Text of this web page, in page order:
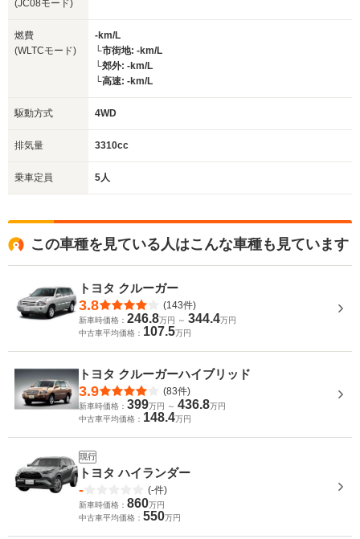
(JC08モード)
燃費
(WLTCモード)
-km/L
└市街地: -km/L
└郊外: -km/L
└高速: -km/L
駆動方式 4WD
排気量 3310cc
乗車定員 5人
この車種を見ている人はこんな車種も見ています
トヨタ クルーガー
3.8 (143件)
新車時価格： 246.8万円 ～ 344.4万円
中古車平均価格： 107.5万円
トヨタ クルーガーハイブリッド
3.9 (83件)
新車時価格： 399万円 ～ 436.8万円
中古車平均価格： 148.4万円
現行
トヨタ ハイランダー
- (-件)
新車時価格： 860万円
中古車平均価格： 550万円